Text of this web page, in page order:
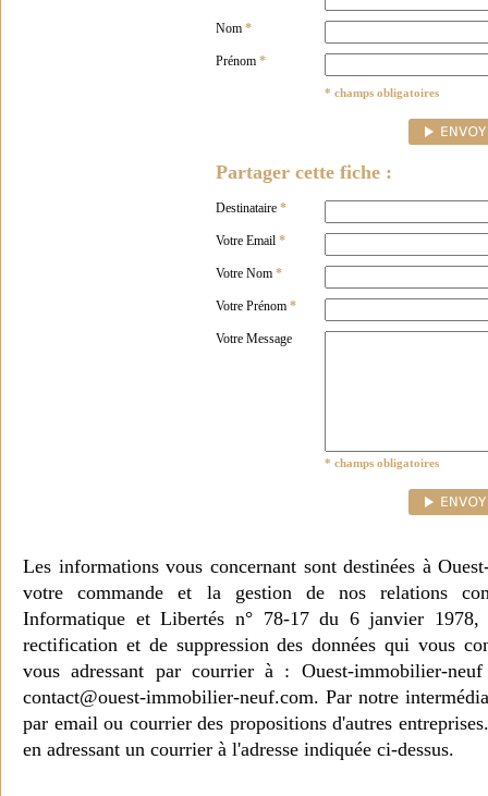
Nom *
Prénom *
* champs obligatoires
Partager cette fiche :
Destinataire *
Votre Email *
Votre Nom *
Votre Prénom *
Votre Message
* champs obligatoires
Les informations vous concernant sont destinées à
votre commande et la gestion de nos relations
Informatique et Libertés n° 78-17 du 6 janvier 1978,
rectification et de suppression des données qui vous
vous adressant par courrier à : Ouest-immobilier-
contact@ouest-immobilier-neuf.com. Par notre
par email ou courrier des propositions d'autres
en adressant un courrier à l'adresse indiquée ci-dessus.